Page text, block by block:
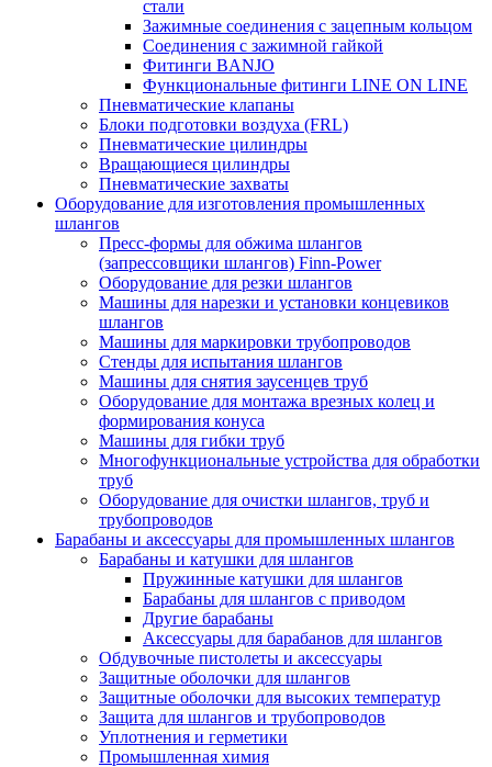
стали
Зажимные соединения с зацепным кольцом
Соединения с зажимной гайкой
Фитинги BANJO
Функциональные фитинги LINE ON LINE
Пневматические клапаны
Блоки подготовки воздуха (FRL)
Пневматические цилиндры
Вращающиеся цилиндры
Пневматические захваты
Оборудование для изготовления промышленных
шлангов
Пресс-формы для обжима шлангов
(запрессовщики шлангов) Finn-Power
Оборудование для резки шлангов
Машины для нарезки и установки концевиков
шлангов
Машины для маркировки трубопроводов
Стенды для испытания шлангов
Машины для снятия заусенцев труб
Оборудование для монтажа врезных колец и
формирования конуса
Машины для гибки труб
Многофункциональные устройства для обработки
труб
Оборудование для очистки шлангов, труб и
трубопроводов
Барабаны и аксессуары для промышленных шлангов
Барабаны и катушки для шлангов
Пружинные катушки для шлангов
Барабаны для шлангов с приводом
Другие барабаны
Аксессуары для барабанов для шлангов
Обдувочные пистолеты и аксессуары
Защитные оболочки для шлангов
Защитные оболочки для высоких температур
Защита для шлангов и трубопроводов
Уплотнения и герметики
Промышленная химия